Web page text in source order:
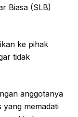
Biasa (SLB)
ke pihak
tidak
anggotanya
yang memadati